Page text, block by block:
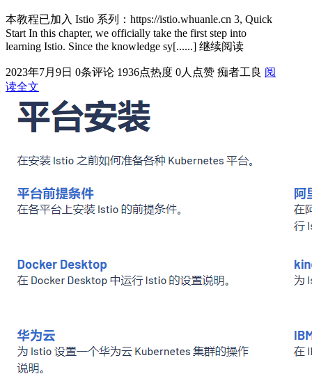
本教程已加入 Istio 系列：https://istio.whuanle.cn 3, Quick
Start In this chapter, we officially take the first step into
learning Istio. Since the knowledge sy[......] 继续阅读
2023年7月9日 0条评论 1936点热度 0人点赞 痴者工良 阅
读全文